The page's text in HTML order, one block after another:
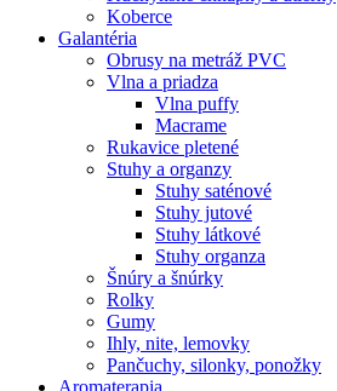
Koberce
Galantéria
Obrusy na metráž PVC
Vlna a priadza
Vlna puffy
Macrame
Rukavice pletené
Stuhy a organzy
Stuhy saténové
Stuhy jutové
Stuhy látkové
Stuhy organza
Šnúry a šnúrky
Rolky
Gumy
Ihly, nite, lemovky
Pančuchy, silonky, ponožky
Aromaterapia